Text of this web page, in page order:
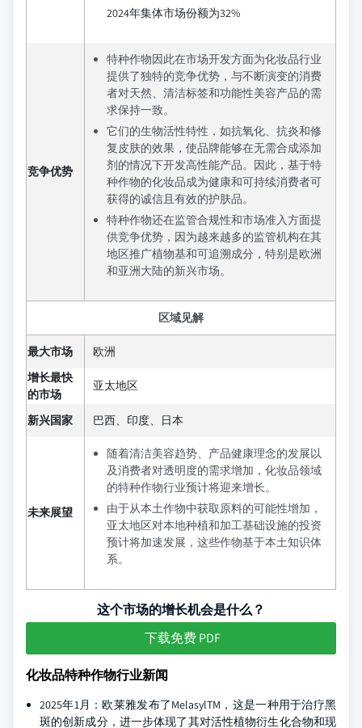
2024年集体市场份额为32%
竞争优势
特种作物因此在市场开发方面为化妆品行业
提供了独特的竞争优势，与不断演变的消费
者对天然、清洁标签和功能性美容产品的需
求保持一致。
它们的生物活性特性，如抗氧化、抗炎和修
复皮肤的效果，使品牌能够在无需合成添加
剂的情况下开发高性能产品。因此，基于特
种作物的化妆品成为健康和可持续消费者可
获得的诚信且有效的护肤品。
特种作物还在监管合规性和市场准入方面提
供竞争优势，因为越来越多的监管机构在其
地区推广植物基和可追溯成分，特别是欧洲
和亚洲大陆的新兴市场。
区域见解
最大市场
欧洲
增长最快
的市场
亚太地区
新兴国家 巴西、印度、日本
未来展望
随着清洁美容趋势、产品健康理念的发展以
及消费者对透明度的需求增加，化妆品领域
的特种作物行业预计将迎来增长。
由于从本土作物中获取原料的可能性增加，
亚太地区对本地种植和加工基础设施的投资
预计将加速发展，这些作物基于本土知识体
系。
这个市场的增长机会是什么？
下载免费 PDF
化妆品特种作物行业新闻
2025年1月：欧莱雅发布了MelasylTM，这是一种用于治疗黑
斑的创新成分，进一步体现了其对活性植物衍生化合物和现